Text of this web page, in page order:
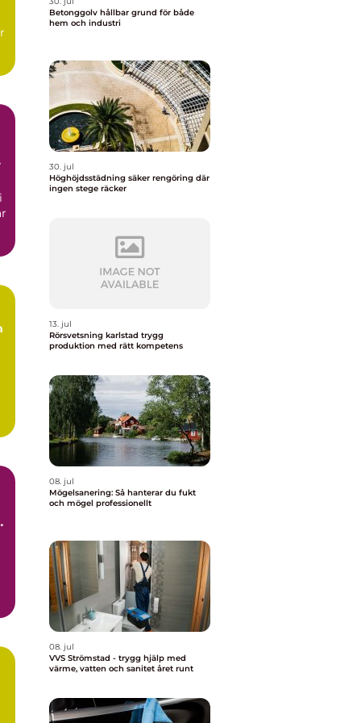
Betonggolv hållbar grund för både
hem och industri
30. jul
Höghöjdsstädning säker rengöring där
ingen stege räcker
13. jul
Rörsvetsning karlstad trygg
produktion med rätt kompetens
08. jul
Mögelsanering: Så hanterar du fukt
och mögel professionellt
08. jul
VVS Strömstad - trygg hjälp med
värme, vatten och sanitet året runt